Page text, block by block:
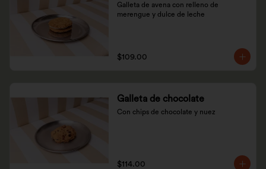
Galleta de avena con relleno de
merengue y dulce de leche
$109.00
Galleta de chocolate
Con chips de chocolate y nuez
$114.00